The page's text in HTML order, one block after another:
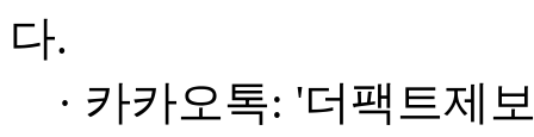
다.
· 카카오톡: '더팩트제